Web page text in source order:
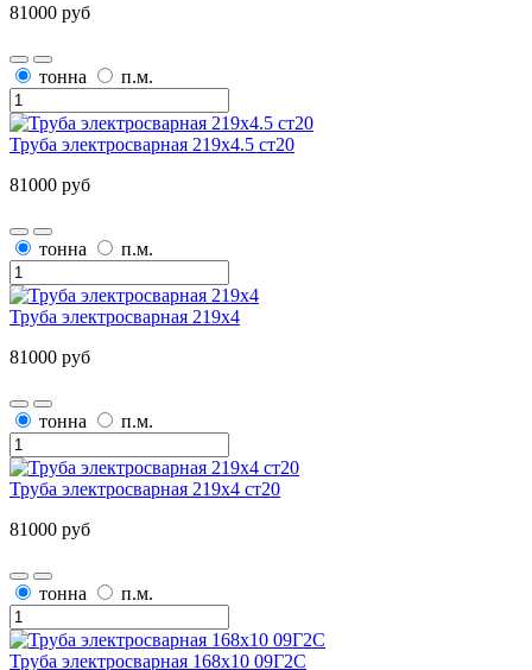
81000 руб
тонна п.м.
Труба электросварная 219х4.5 ст20
81000 руб
тонна п.м.
Труба электросварная 219х4
81000 руб
тонна п.м.
Труба электросварная 219х4 ст20
81000 руб
тонна п.м.
Труба электросварная 168х10 09Г2С